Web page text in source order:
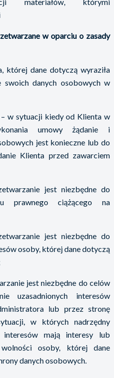
materiałów, którymi
w oparciu o zasady
której dane dotyczą wyraziła
swoich danych osobowych w
w sytuacji kiedy od Klienta w
umowy żądanie i
jest konieczne lub do
Klienta przed zawarciem
jest niezbędne do
prawnego ciążącego na
jest niezbędne do
osoby, której dane dotyczą
jest niezbędne do celów
uzasadnionych interesów
lub przez stronę
w których nadrzędny
mają interesy lub
osoby, której dane
danych osobowych.